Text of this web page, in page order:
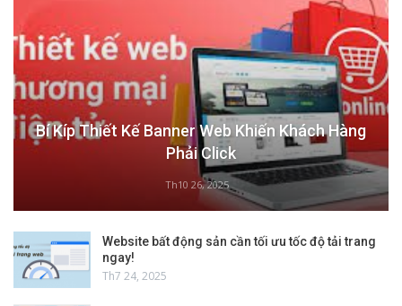
Bí Kíp Thiết Kế Banner Web Khiến Khách Hàng
Phải Click
Th10 26, 2025
Website bất động sản cần tối ưu tốc độ tải trang
ngay!
Th7 24, 2025